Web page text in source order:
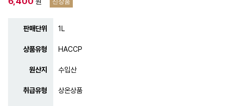
신상품
판매단위 1L
상품유형 HACCP
원산지 수입산
취급유형 상온상품